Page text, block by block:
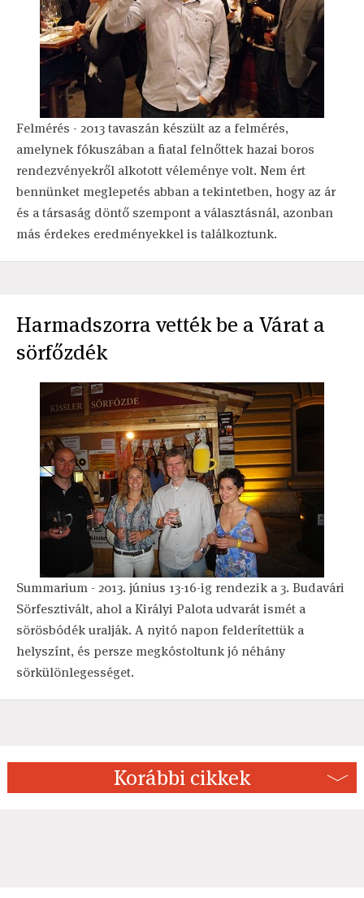
Felmérés - 2013 tavaszán készült az a felmérés,
amelynek fókuszában a fiatal felnőttek hazai boros
rendezvényekről alkotott véleménye volt. Nem ért
bennünket meglepetés abban a tekintetben, hogy az ár
és a társaság döntő szempont a választásnál, azonban
más érdekes eredményekkel is találkoztunk.
Harmadszorra vették be a Várat a
sörfőzdék
Summarium - 2013. június 13-16-ig rendezik a 3. Budavári
Sörfesztivált, ahol a Királyi Palota udvarát ismét a
sörösbódék uralják. A nyitó napon felderítettük a
helyszínt, és persze megkóstoltunk jó néhány
sörkülönlegességet.
Korábbi cikkek